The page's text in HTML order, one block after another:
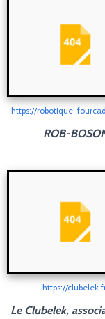
https://robotique-
ROB-
https://
Le Clubelek,